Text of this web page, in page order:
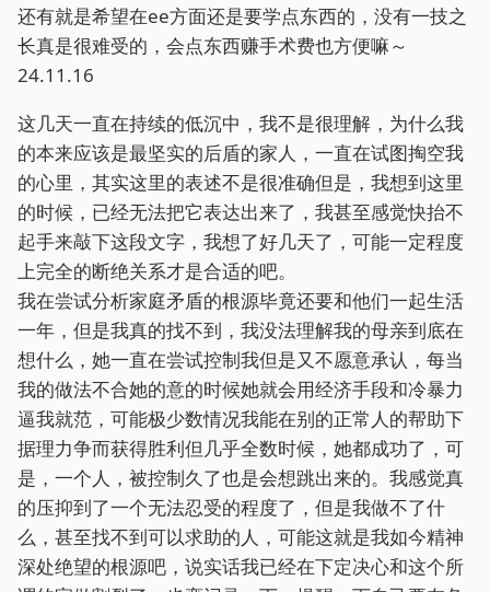
还有就是希望在ee方面还是要学点东西的，没有一技之
长真是很难受的，会点东西赚手术费也方便嘛～
24.11.16
这几天一直在持续的低沉中，我不是很理解，为什么我
的本来应该是最坚实的后盾的家人，一直在试图掏空我
的心里，其实这里的表述不是很准确但是，我想到这里
的时候，已经无法把它表达出来了，我甚至感觉快抬不
起手来敲下这段文字，我想了好几天了，可能一定程度
上完全的断绝关系才是合适的吧。
我在尝试分析家庭矛盾的根源毕竟还要和他们一起生活
一年，但是我真的找不到，我没法理解我的母亲到底在
想什么，她一直在尝试控制我但是又不愿意承认，每当
我的做法不合她的意的时候她就会用经济手段和冷暴力
逼我就范，可能极少数情况我能在别的正常人的帮助下
据理力争而获得胜利但几乎全数时候，她都成功了，可
是，一个人，被控制久了也是会想跳出来的。我感觉真
的压抑到了一个无法忍受的程度了，但是我做不了什
么，甚至找不到可以求助的人，可能这就是我如今精神
深处绝望的根源吧，说实话我已经在下定决心和这个所